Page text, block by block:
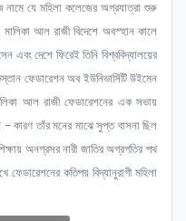
নামে যে মহিলা কলেজের অগ্রযাত্রা শুরু
আল রাজী বিদেশে অবস্হান কালে
এবং দেশে ফিরেই তিনি বিশ্ববিদ্যালয়ের
ফেডারেশন অব ইউনিভার্সিটি উইমেন
আল রাজী ফেডারেশনের এক সভায়
কারণ তাঁর মনের মাঝে সুপ্ত বাসনা ছিল
অনগ্রসর নারী জাতির অগ্রগতির পথ
কতিপয় বিদ্যানুরাগী মহিলা